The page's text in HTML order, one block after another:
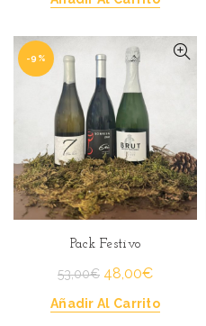
-9%
Pack Festivo
53,00€ El
precio
original
48,00€El
actual
Añadir Al Carrito